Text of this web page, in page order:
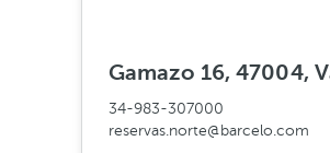
Gamazo 16, 47004,
34-983-307000
reservas.norte@barcelo.com